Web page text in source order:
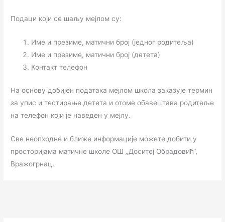
Подаци који се шаљу мејлом су:
Име и презиме, матични број (једног родитеља)
Име и презиме, матични број (детета)
Контакт телефон
На основу добијен података мејлом школа заказује термин
за упис и тестирање детета и отоме обавештава родитеље
на телефон који је наведен у мејлу.
Све неопходне и ближе информације можете добити у
просторијама матичне школе ОШ „Доситеј Обрадовић“,
Вражогрнац.